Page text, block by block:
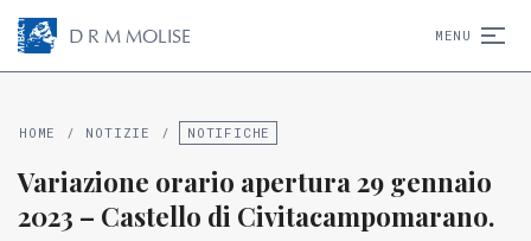
D R M MOLISE MENU
HOME / NOTIZIE / NOTIFICHE
Variazione orario apertura 29 gennaio
2023 – Castello di Civitacampomarano.